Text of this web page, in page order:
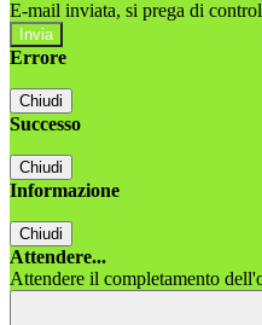
E-mail inviata, si prega di
Errore
Chiudi
Successo
Chiudi
Informazione
Chiudi
Attendere...
Attendere il completamento